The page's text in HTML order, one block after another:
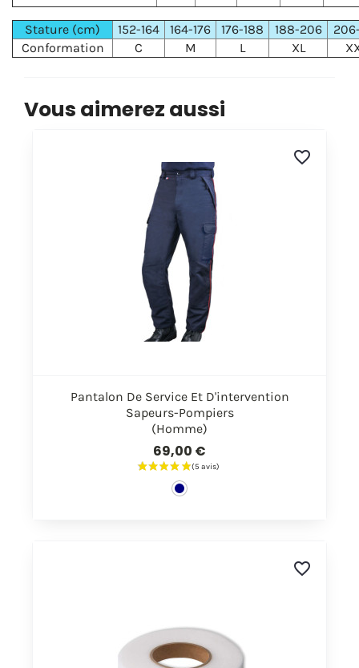
Stature (cm) 152-164 164-176 176-188 188-206
Conformation
C M L XL
Vous aimerez aussi
Pantalon De Service Et D'intervention
Sapeurs-Pompiers
(Homme)
69,00 €
favorite_border
favorite_border